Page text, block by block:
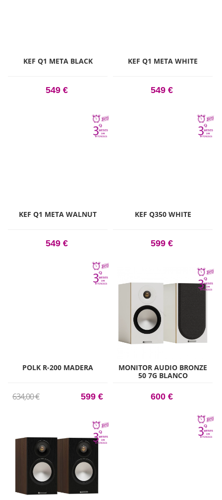
KEF Q1 META BLACK
549 €
KEF Q1 META WHITE
549 €
KEF Q1 META WALNUT
549 €
KEF Q350 WHITE
599 €
POLK R-200 MADERA
634,00 € 599 €
MONITOR AUDIO BRONZE
50 7G BLANCO
600 €